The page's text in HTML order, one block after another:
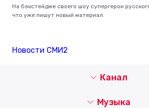
На бэкстейдже своего шоу супергерои
что уже пишут новый материал.
Новости СМИ2
Канал
Музыка